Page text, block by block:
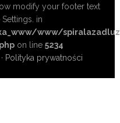
modify your footer text
in
www/
on line5234
· Polityka prywatności